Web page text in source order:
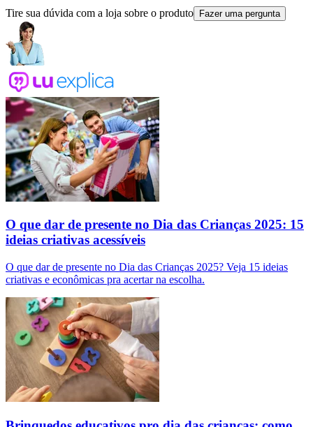
Tire sua dúvida com a loja sobre o produto Fazer uma pergunta
O que dar de presente no Dia das Crianças 2025: 15
ideias criativas acessíveis
O que dar de presente no Dia das Crianças 2025? Veja 15 ideias
criativas e econômicas pra acertar na escolha.